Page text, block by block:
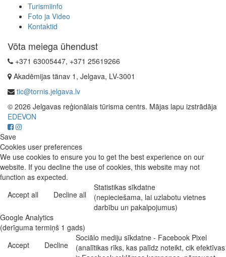
Turismiinfo
Foto ja Video
Kontaktid
Võta meiega ühendust
+371 63005447, +371 25619266
Akadēmijas tänav 1, Jelgava, LV-3001
tic@tornis.jelgava.lv
© 2026 Jelgavas reģionālais tūrisma centrs. Mājas lapu izstrādāja
EDEVON
Save
Cookies user preferences
We use cookies to ensure you to get the best experience on our
website. If you decline the use of cookies, this website may not
function as expected.
Accept all
Decline all
Statistikas sīkdatne
(nepieciešama, lai uzlabotu vietnes
darbību un pakalpojumus)
Google Analytics
(derīguma termiņš 1 gads)
Accept
Decline
Sociālo mediju sīkdatne - Facebook Pixel
(analītikas rīks, kas palīdz noteikt, cik efektīvas